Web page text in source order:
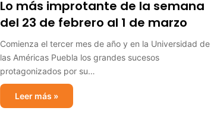
Lo más improtante de la semana
del 23 de febrero al 1 de marzo
Comienza el tercer mes de año y en la Universidad de
las Américas Puebla los grandes sucesos
protagonizados por su…
Leer más »